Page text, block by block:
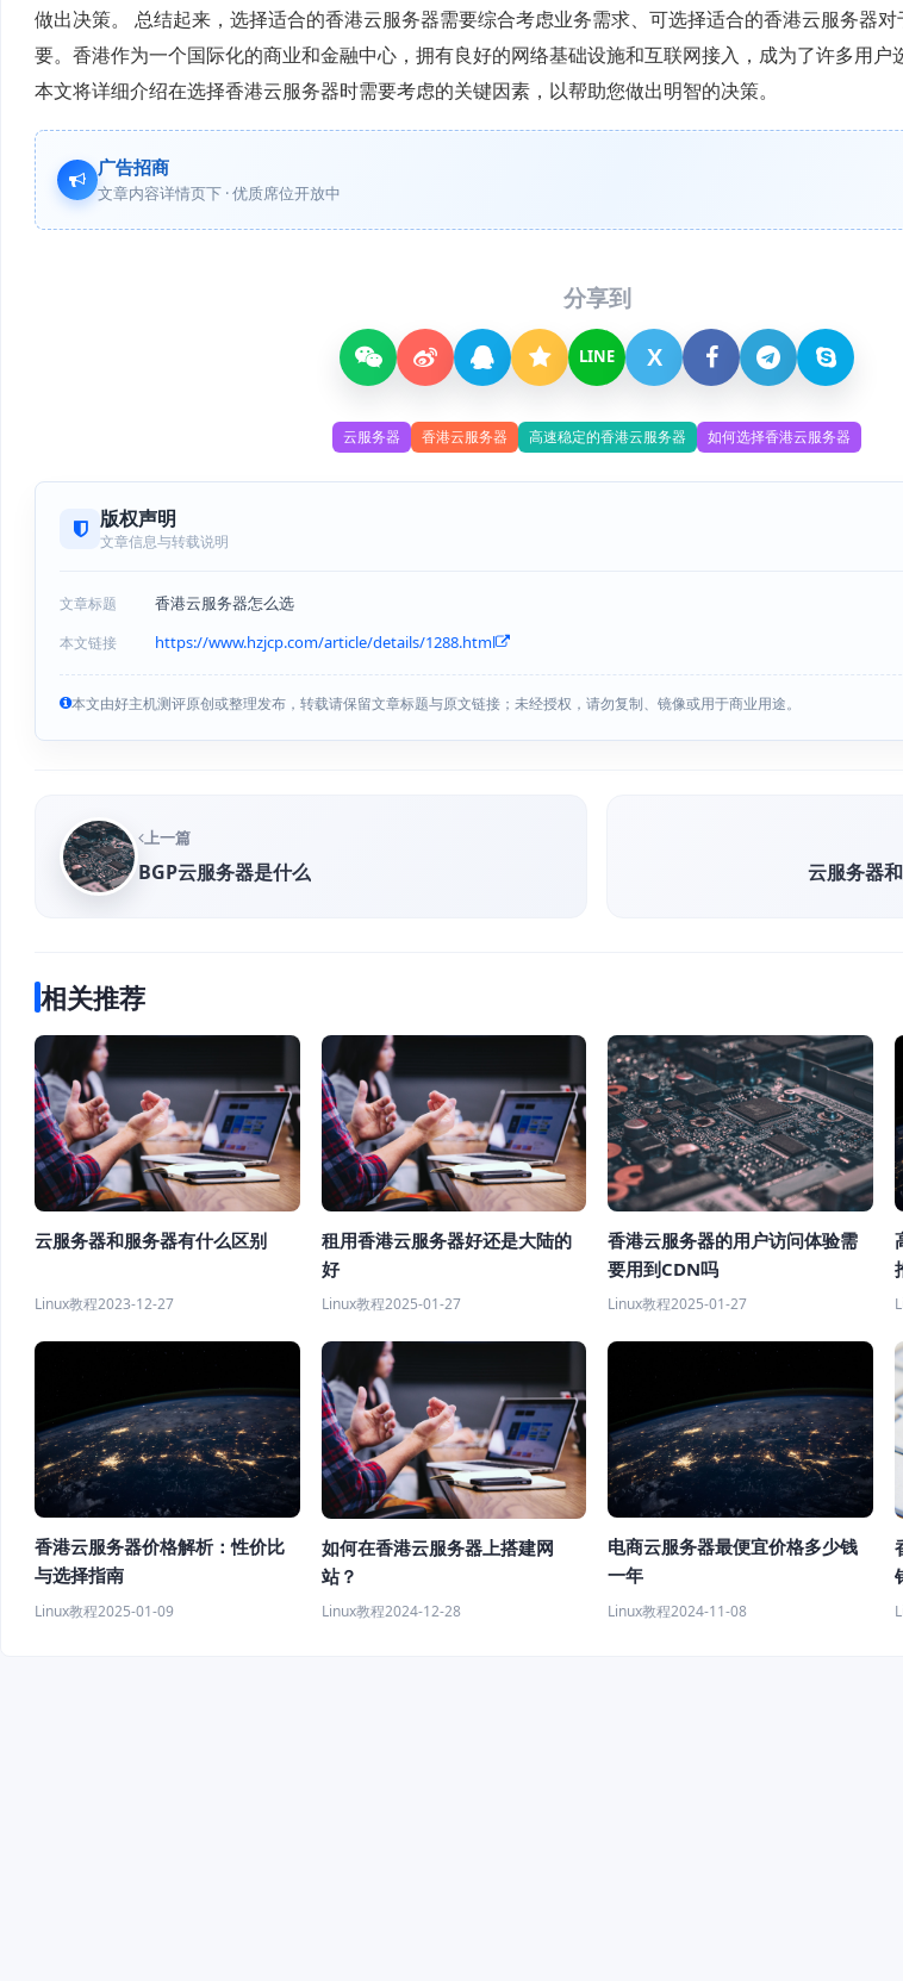
做出决策。 总结起来，选择适合的香港云服务器需要综合考虑业务需求、可选择适合的香港云服务器
要。香港作为一个国际化的商业和金融中心，拥有良好的网络基础设施和互联网接入，成为了许多用户
本文将详细介绍在选择香港云服务器时需要考虑的关键因素，以帮助您做出明智的决策。
广告招商
文章内容详情页下 · 优质席位开放中
分享到
LINE X
云服务器 香港云服务器 高速稳定的香港云服务器 如何选择香港云服务器
版权声明
文章信息与转载说明
文章标题 香港云服务器怎么选
本文链接 https://www.hzjcp.com/article/details/1288.html
本文由好主机测评原创或整理发布，转载请保留文章标题与原文链接；未经授权，请勿复制、镜像或用于商业用途。
上一篇
BGP云服务器是什么 云服务器
相关推荐
云服务器和服务器有什么区别
Linux教程2023-12-27
租用香港云服务器好还是大陆的
好
Linux教程2025-01-27
香港云服务器的用户访问体验需
要用到CDN吗
Linux教程2025-01-27
香港云服务器价格解析：性价比
与选择指南
Linux教程2025-01-09
如何在香港云服务器上搭建网
站？
Linux教程2024-12-28
电商云服务器最便宜价格多少钱
一年
Linux教程2024-11-08